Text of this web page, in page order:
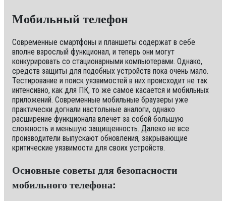
Мобильный телефон
Современные смартфоны и планшеты содержат в себе
вполне взрослый функционал, и теперь они могут
конкурировать со стационарными компьютерами. Однако,
средств защиты для подобных устройств пока очень мало.
Тестирование и поиск уязвимостей в них происходит не так
интенсивно, как для ПК, то же самое касается и мобильных
приложений. Современные мобильные браузеры уже
практически догнали настольные аналоги, однако
расширение функционала влечет за собой большую
сложность и меньшую защищенность. Далеко не все
производители выпускают обновления, закрывающие
критические уязвимости для своих устройств.
Основные советы для безопасности
мобильного телефона: